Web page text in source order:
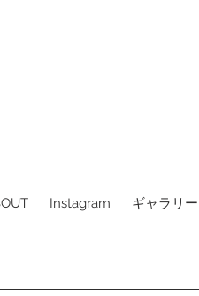
Instagram ギャラリー